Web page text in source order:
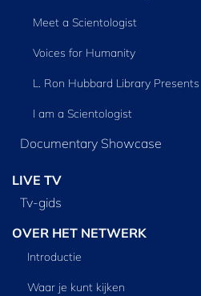
Meet a Scientologist
Voices for Humanity
L. Ron Hubbard Library Presents
I am a Scientologist
Documentary Showcase
LIVE TV
Tv‑gids
OVER HET NETWERK
Introductie
Waar je kunt kijken